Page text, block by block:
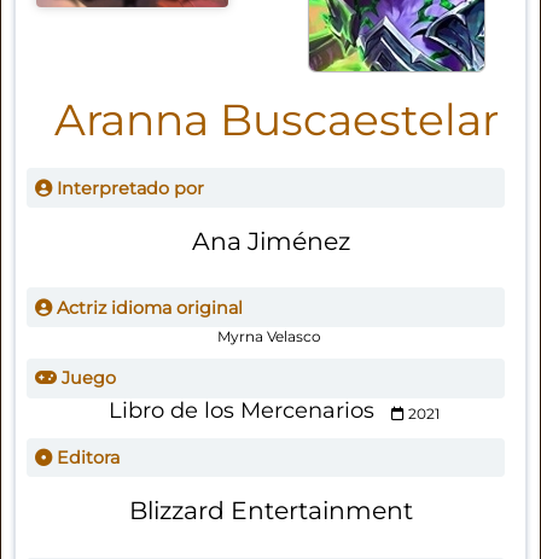
Aranna Buscaestelar
Interpretado por
Ana Jiménez
Actriz idioma original
Myrna Velasco
Juego
Libro de los Mercenarios 2021
Editora
Blizzard Entertainment